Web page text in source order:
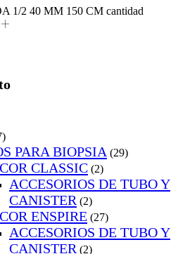
1/2 40 MM 150 CM cantidad
PARA BIOPSIA (29)
CLASSIC (2)
ACCESORIOS DE TUBO Y
CANISTER (2)
ENSPIRE (27)
ACCESORIOS DE TUBO Y
CANISTER (2)